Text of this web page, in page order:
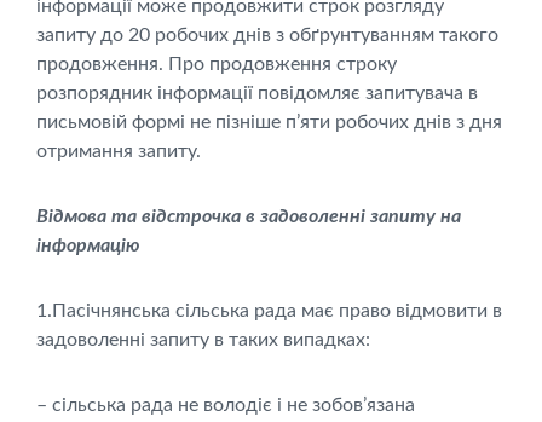
інформації може продовжити строк розгляду
запиту до 20 робочих днів з обґрунтуванням такого
продовження. Про продовження строку
розпорядник інформації повідомляє запитувача в
письмовій формі не пізніше п’яти робочих днів з дня
отримання запиту.
Відмова та відстрочка в задоволенні запиту на
інформацію
1.Пасічнянська сільська рада має право відмовити в
задоволенні запиту в таких випадках:
– сільська рада не володіє і не зобов’язана